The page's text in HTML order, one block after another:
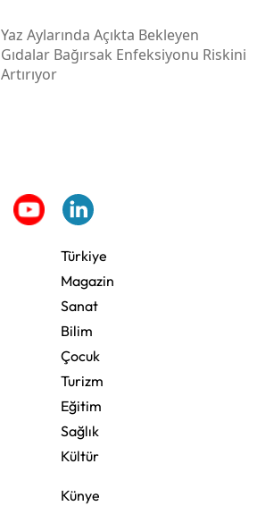
Yaz Aylarında Açıkta Bekleyen
Gıdalar Bağırsak Enfeksiyonu Riskini
Artırıyor
Türkiye
Magazin
Sanat
Bilim
Çocuk
Turizm
Eğitim
Sağlık
Kültür
Künye